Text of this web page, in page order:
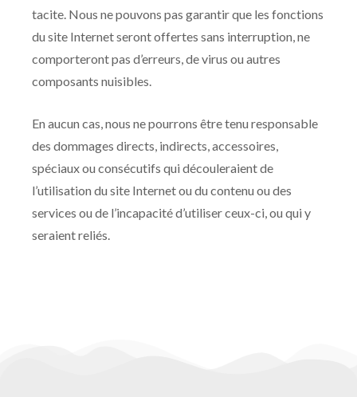
tacite. Nous ne pouvons pas garantir que les fonctions
du site Internet seront offertes sans interruption, ne
comporteront pas d’erreurs, de virus ou autres
composants nuisibles.
En aucun cas, nous ne pourrons être tenu responsable
des dommages directs, indirects, accessoires,
spéciaux ou consécutifs qui découleraient de
l’utilisation du site Internet ou du contenu ou des
services ou de l’incapacité d’utiliser ceux-ci, ou qui y
seraient reliés.